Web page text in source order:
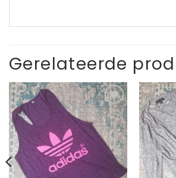
Gerelateerde